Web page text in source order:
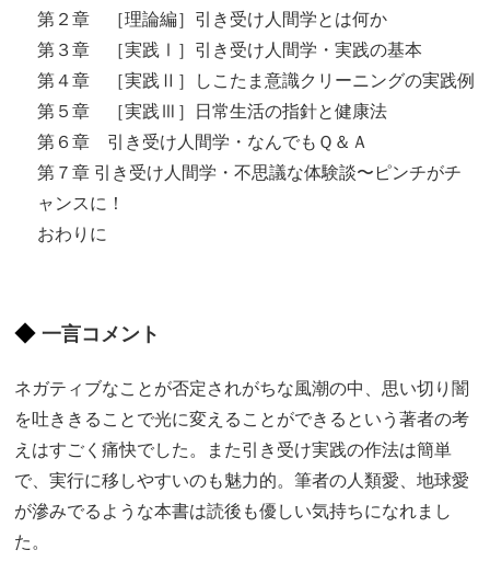
第２章 ［理論編］引き受け人間学とは何か
第３章 ［実践Ⅰ］引き受け人間学・実践の基本
第４章 ［実践Ⅱ］しこたま意識クリーニングの実践例
第５章 ［実践Ⅲ］日常生活の指針と健康法
第６章 引き受け人間学・なんでもＱ＆Ａ
第７章 引き受け人間学・不思議な体験談〜ピンチがチ
ャンスに！
おわりに
一言コメント
ネガティブなことが否定されがちな風潮の中、思い切り闇
を吐ききることで光に変えることができるという著者の考
えはすごく痛快でした。また引き受け実践の作法は簡単
で、実行に移しやすいのも魅力的。筆者の人類愛、地球愛
が滲みでるような本書は読後も優しい気持ちになれまし
た。